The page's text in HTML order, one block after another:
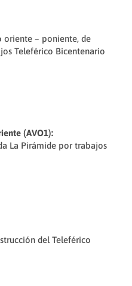
oriente – poniente, de
Teleférico Bicentenario
(AVO1):
La Pirámide por trabajos
del Teleférico